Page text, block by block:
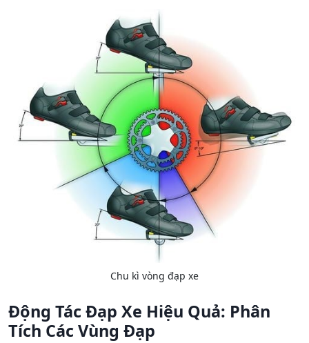
Chu kì vòng đạp xe
Động Tác Đạp Xe Hiệu Quả: Phân
Tích Các Vùng Đạp